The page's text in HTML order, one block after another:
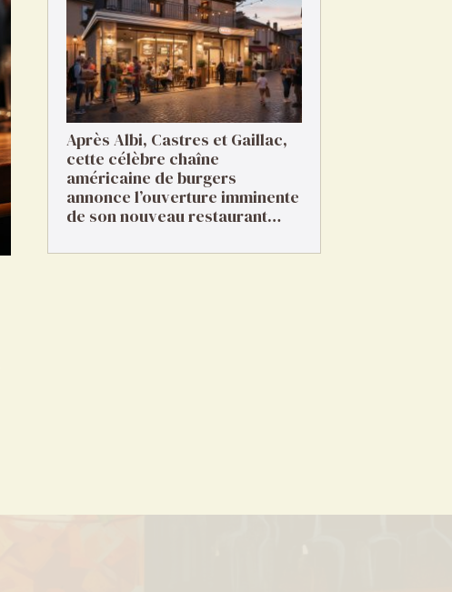
Après Albi, Castres et Gaillac,
cette célèbre chaîne
américaine de burgers
annonce l’ouverture imminente
de son nouveau restaurant…